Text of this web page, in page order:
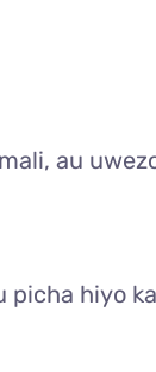
au
picha hiyo